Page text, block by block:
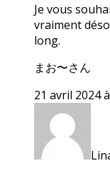
Je vous
vraiment
long.
まお〜さん
21 avril 2024